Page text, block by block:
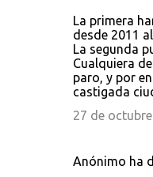
La primera
desde 2011
La segunda
Cualquiera
paro, y por
castigada
27 de
Anónimo ha